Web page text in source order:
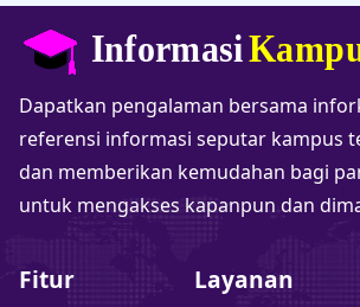
Dapatkan pengalaman bersama
referensi informasi seputar kampus
dan memberikan kemudahan bagi
untuk mengakses kapanpun dan
Fitur Layanan